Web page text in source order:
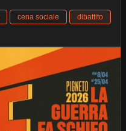
cena sociale
dibattito